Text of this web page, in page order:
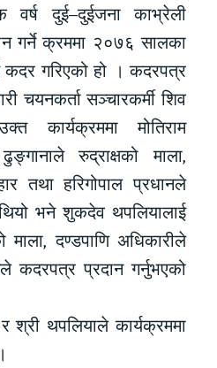
दुई–दुईजना काभ्रेली
गर्ने क्रममा २०७६ सालका
कदर गरिएको हो । कदरपत्र
चयनकर्ता सञ्चारकर्मी शिव
कार्यक्रममा मोतिराम
रुद्राक्षको माला,
तथा हरिगोपाल प्रधानले
भने शुकदेव थपलियालाई
दण्डपाणि अधिकारीले
कदरपत्र प्रदान गर्नुभएको
श्री थपलियाले कार्यक्रममा